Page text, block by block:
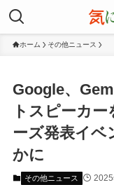
ホーム その他ニュース
Google、
トスピーカ
ーズ発表イベ
かに
その他ニュース 2025